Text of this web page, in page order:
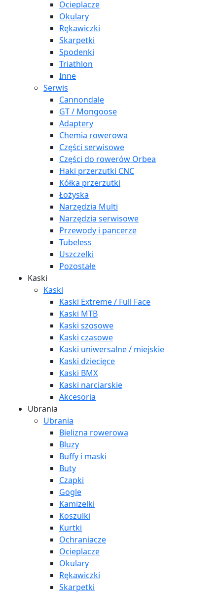
Ocieplacze
Okulary
Rękawiczki
Skarpetki
Spodenki
Triathlon
Inne
Serwis
Cannondale
GT / Mongoose
Adaptery
Chemia rowerowa
Części serwisowe
Części do rowerów Orbea
Haki przerzutki CNC
Kółka przerzutki
Łożyska
Narzędzia Multi
Narzędzia serwisowe
Przewody i pancerze
Tubeless
Uszczelki
Pozostałe
Kaski
Kaski
Kaski Extreme / Full Face
Kaski MTB
Kaski szosowe
Kaski czasowe
Kaski uniwersalne / miejskie
Kaski dziecięce
Kaski BMX
Kaski narciarskie
Akcesoria
Ubrania
Ubrania
Bielizna rowerowa
Bluzy
Buffy i maski
Buty
Czapki
Gogle
Kamizelki
Koszulki
Kurtki
Ochraniacze
Ocieplacze
Okulary
Rękawiczki
Skarpetki